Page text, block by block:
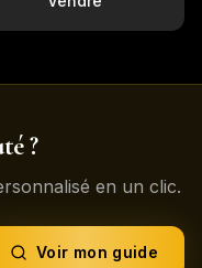
?
en un clic.
Voir mon guide